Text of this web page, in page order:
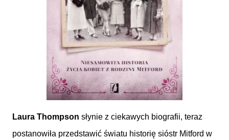
Laura Thompson słynie z ciekawych biografii, teraz
postanowiła przedstawić światu historię sióstr Mitford w